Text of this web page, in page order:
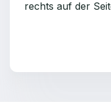
rechts auf der